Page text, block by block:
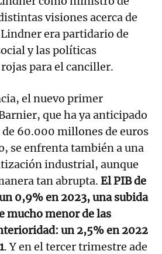
visiones acerca de
era partidario de
y las políticas
para el canciller.
el nuevo primer
que ha ya anticipado
60.000 millones de euros
se enfrenta también a una
industrial, aunque
tan abrupta. El PIB de
0,9% en 2023, una subida
mucho menor de las
un 2,5% en 2022
. Y en el tercer trimestre ade